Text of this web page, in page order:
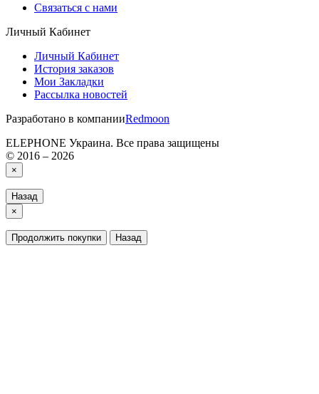
Связаться с нами
Личный Кабинет
Личный Кабинет
История заказов
Мои Закладки
Рассылка новостей
Разработано в компанииRedmoon
ELEPHONE Украина. Все права защищены
© 2016 – 2026
×
Назад
×
Продолжить покупки Назад